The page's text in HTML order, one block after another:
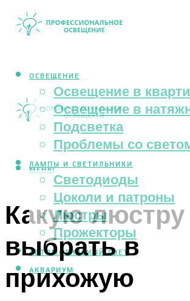
ОСВЕЩЕНИЕ
Освещение в
Освещение в
Подсветка
Проблемы со
ЛАМПЫ И СВЕТИЛЬНИКИ
Светодиоды
Цоколи и патроны
Люстры
Прожекторы
АВТОМОБИЛЬНЫЙ СВЕТ
АКВАРИУМ
МЕНЮ
Какую люстру
выбрать в
прихожую